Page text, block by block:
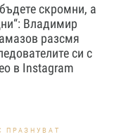
скромни, а
Владимир
разсмя
си с
в Instagram
ПРАЗНУВАТ